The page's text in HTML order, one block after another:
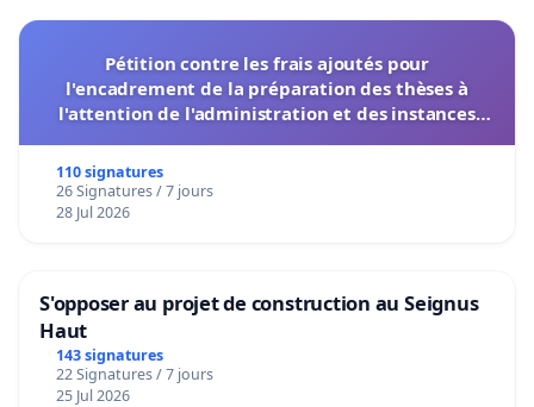
Pétition contre les frais ajoutés pour
l'encadrement de la préparation des thèses à
l'attention de l'administration et des instances
110 signatures
26 Signatures / 7 jours
28 Jul 2026
S'opposer au projet de construction au Seignus
Haut
143 signatures
22 Signatures / 7 jours
25 Jul 2026